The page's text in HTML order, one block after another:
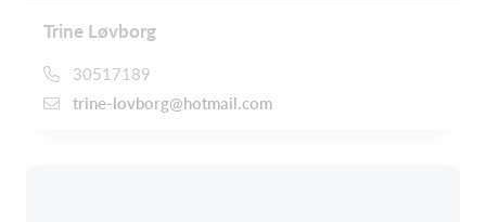
Trine Løvborg
30517189
trine-lovborg@hotmail.com